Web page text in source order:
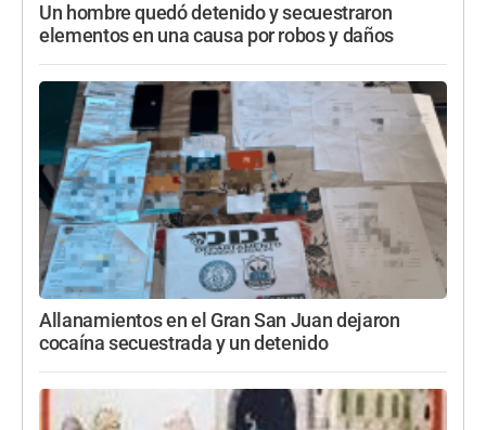
Un hombre quedó detenido y secuestraron
elementos en una causa por robos y daños
Allanamientos en el Gran San Juan dejaron
cocaína secuestrada y un detenido